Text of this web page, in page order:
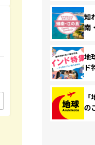
知
南
地
ド
の